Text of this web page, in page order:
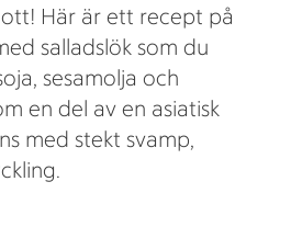
Här är ett recept på
salladslök som du
sesamolja och
en del av en asiatisk
med stekt svamp,